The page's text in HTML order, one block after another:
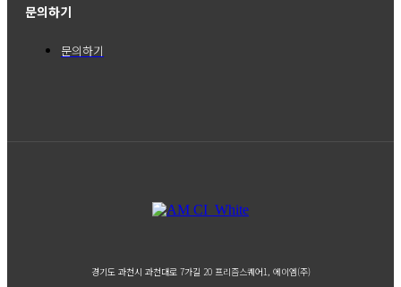
문의하기
문의하기
경기도 과천시 과천대로 7가길 20 프리즘스퀘어1, 에이엠(주)